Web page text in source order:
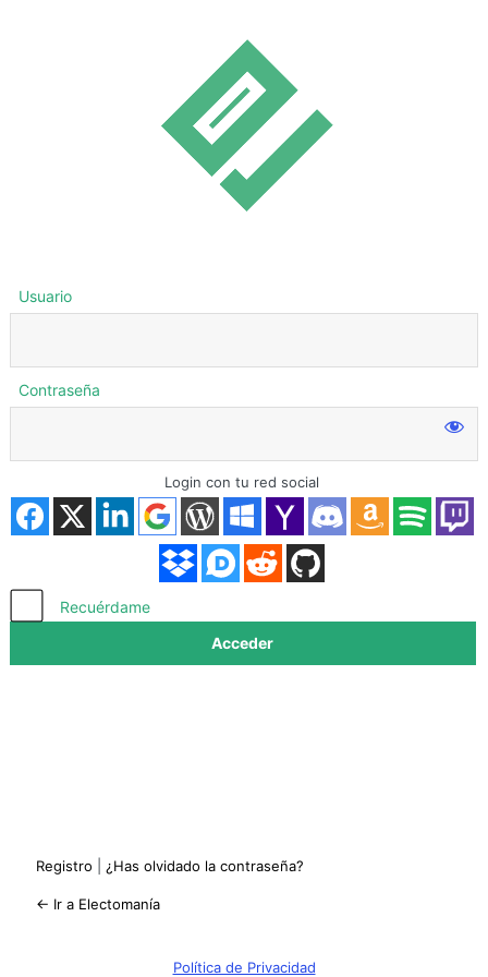
Acceder
Usuario
Contraseña
Login con tu red social
Recuérdame
Registro ¿Has olvidado la contraseña?
← Ir a Electomanía
Política de Privacidad